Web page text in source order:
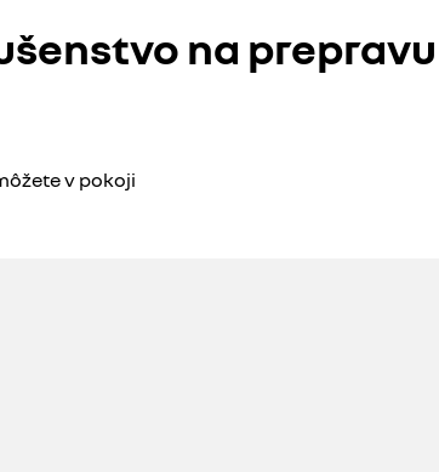
na prepravu​
v pokoji